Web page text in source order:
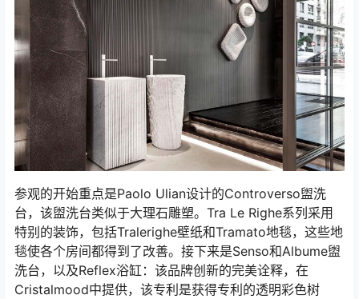
参观的开始重点是Paolo Ulian设计的Controverso盥洗
台，该盥洗台类似于大理石雕塑。Tra Le Righe系列采用
特别的装饰，包括Tralerighe壁纸和Tramato地毯，这些地
毯使各个房间都得到了改善。接下来是Senso和Albume盥
洗台，以及Reflex浴缸：该品牌创新的完美诠释，在
Cristalmood中提供，该专利是获得专利的透明彩色树